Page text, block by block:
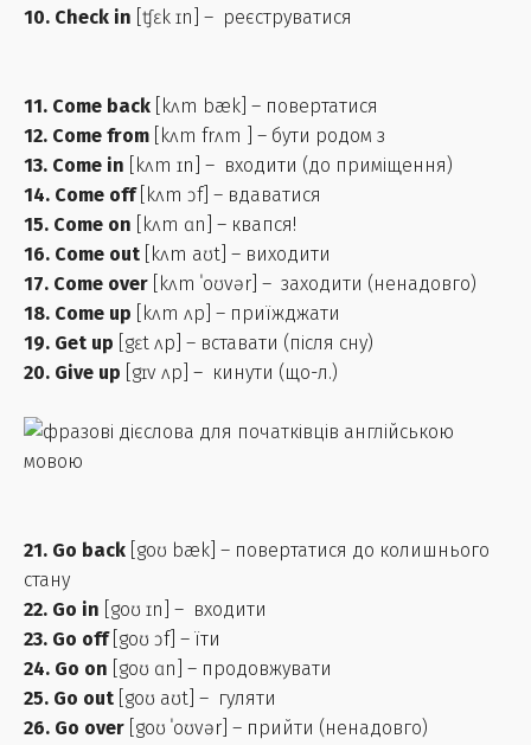
10. Check in [ʧɛk ɪn] – реєструватися
11. Come back [kʌm bæk] – повертатися
12. Come from [kʌm frʌm ] – бути родом з
13. Come in [kʌm ɪn] – входити (до приміщення)
14. Come off[kʌm ɔf] – вдаватися
15. Come on
[kʌm ɑn] – квапся!
16. Come out [kʌm aʊt] – виходити
17. Come over [kʌm ˈoʊvər] – заходити (ненадовго)
18. Come up [kʌm ʌp] – приїжджати
19. Get up [gɛt ʌp] – вставати (після сну)
20. Give up [gɪv ʌp] – кинути (що-л.)
21. Go back [goʊ bæk] – повертатися до колишнього
стану
22. Go in [goʊ ɪn] – входити
23. Go off[goʊ ɔf] – їти
24. Go on [goʊ ɑn] – продовжувати
25. Go out [goʊ aʊt] – гуляти
26. Go over [goʊ ˈoʊvər] – прийти (ненадовго)